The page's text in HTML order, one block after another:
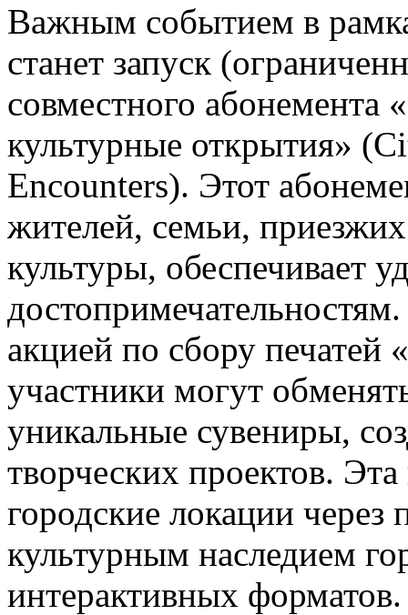
Важным событием в
станет запуск
совместного абонемента
культурные открытия»
Encounters). Этот
жителей, семьи,
культуры, обеспечивает
акцией по сбору печатей
участники могут
уникальные сувениры,
творческих проектов.
городские локации через
культурным наследием
интерактивных форматов.